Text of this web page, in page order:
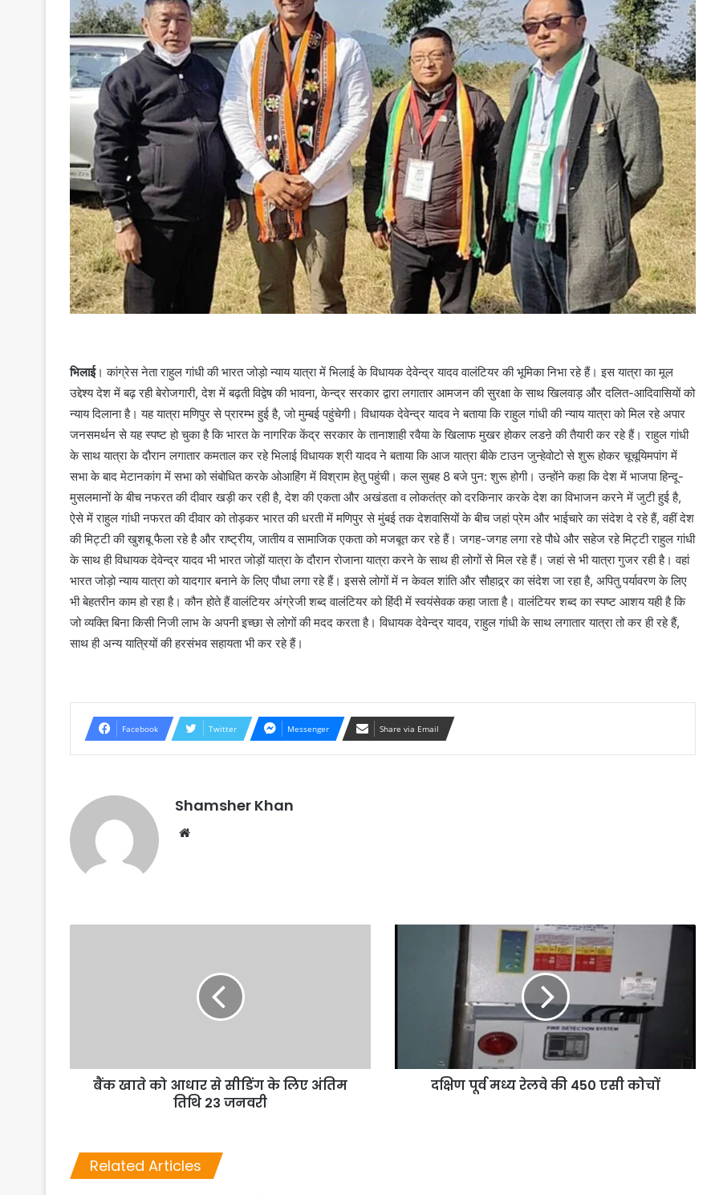
भिलाई। कांग्रेस नेता राहुल गांधी की भारत जोड़ो न्याय यात्रा में भिलाई के विधायक देवेन्द्र यादव वालंटियर की भूमिका निभा रहे हैं। इस यात्रा का मूल
उद्देश्य देश में बढ़ रही बेरोजगारी, देश में बढ़ती विद्वेष की भावना, केन्द्र सरकार द्वारा लगातार आमजन की सुरक्षा के साथ खिलवाड़ और दलित-आदिवासियों को
न्याय दिलाना है। यह यात्रा मणिपुर से प्रारम्भ हुई है, जो मुम्बई पहुंचेगी। विधायक देवेन्द्र यादव ने बताया कि राहुल गांधी की न्याय यात्रा को मिल रहे अपार
जनसमर्थन से यह स्पष्ट हो चुका है कि भारत के नागरिक केंद्र सरकार के तानाशाही रवैया के खिलाफ मुखर होकर लडऩे की तैयारी कर रहे हैं। राहुल गांधी
के साथ यात्रा के दौरान लगातार कमताल कर रहे भिलाई विधायक श्री यादव ने बताया कि आज यात्रा बीके टाउन जुन्हेवोटो से शुरू होकर चूचूयिमपांग में
सभा के बाद मेटानकांग में सभा को संबोधित करके ओआहिंग में विश्राम हेतु पहुंची। कल सुबह 8 बजे पुन: शुरू होगी। उन्होंने कहा कि देश में भाजपा हिन्दू-
मुसलमानों के बीच नफरत की दीवार खड़ी कर रही है, देश की एकता और अखंडता व लोकतंत्र को दरकिनार करके देश का विभाजन करने में जुटी हुई है,
ऐसे में राहुल गांधी नफरत की दीवार को तोड़कर भारत की धरती में मणिपुर से मुंबई तक देशवासियों के बीच जहां प्रेम और भाईचारे का संदेश दे रहे हैं, वहीं देश
की मिट्टी की खुशबू फैला रहे है और राष्ट्रीय, जातीय व सामाजिक एकता को मजबूत कर रहे हैं। जगह-जगह लगा रहे पौधे और सहेज रहे मिट्टी राहुल गांधी
के साथ ही विधायक देवेन्द्र यादव भी भारत जोड़ों यात्रा के दौरान रोजाना यात्रा करने के साथ ही लोगों से मिल रहे हैं। जहां से भी यात्रा गुजर रही है। वहां
भारत जोड़ो न्याय यात्रा को यादगार बनाने के लिए पौधा लगा रहे हैं। इससे लोगों में न केवल शांति और सौहाद्र्र का संदेश जा रहा है, अपितु पर्यावरण के लिए
भी बेहतरीन काम हो रहा है। कौन होते हैं वालंटियर अंग्रेजी शब्द वालंटियर को हिंदी में स्वयंसेवक कहा जाता है। वालंटियर शब्द का स्पष्ट आशय यही है कि
जो व्यक्ति बिना किसी निजी लाभ के अपनी इच्छा से लोगों की मदद करता है। विधायक देवेन्द्र यादव, राहुल गांधी के साथ लगातार यात्रा तो कर ही रहे हैं,
साथ ही अन्य यात्रियों की हरसंभव सहायता भी कर रहे हैं।
Facebook Twitter Messenger Share via Email
Shamsher Khan
बैंक खाते को आधार से सीडिंग के लिए अंतिम
तिथि 23 जनवरी
दक्षिण पूर्व मध्य रेलवे की 450 एसी कोचों
Related Articles